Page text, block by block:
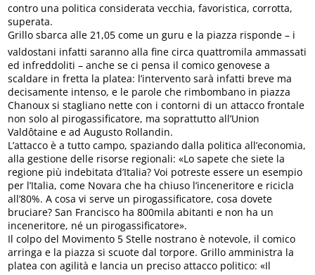
contro una politica considerata vecchia, favoristica, corrotta,
superata.
Grillo sbarca alle 21,05 come un guru e la piazza risponde – i
valdostani infatti saranno alla fine circa quattromila ammassati
ed infreddoliti – anche se ci pensa il comico genovese a
scaldare in fretta la platea: l’intervento sarà infatti breve ma
decisamente intenso, e le parole che rimbombano in piazza
Chanoux si stagliano nette con i contorni di un attacco frontale
non solo al pirogassificatore, ma soprattutto all’Union
Valdôtaine e ad Augusto Rollandin.
L’attacco è a tutto campo, spaziando dalla politica all’economia,
alla gestione delle risorse regionali: «Lo sapete che siete la
regione più indebitata d’Italia? Voi potreste essere un esempio
per l’Italia, come Novara che ha chiuso l’inceneritore e ricicla
all’80%. A cosa vi serve un pirogassificatore, cosa dovete
bruciare? San Francisco ha 800mila abitanti e non ha un
inceneritore, né un pirogassificatore».
Il colpo del Movimento 5 Stelle nostrano è notevole, il comico
arringa e la piazza si scuote dal torpore. Grillo amministra la
platea con agilità e lancia un preciso attacco politico: «Il